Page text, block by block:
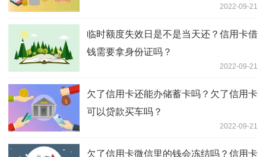
2022-09-21
临时额度失效日是不是当天还？信用卡借
钱需要拿身份证吗？
2022-09-21
欠了信用卡还能办储蓄卡吗？欠了信用卡
可以贷款买车吗？
2022-09-21
欠了信用卡微信里的钱会冻结吗？信用卡